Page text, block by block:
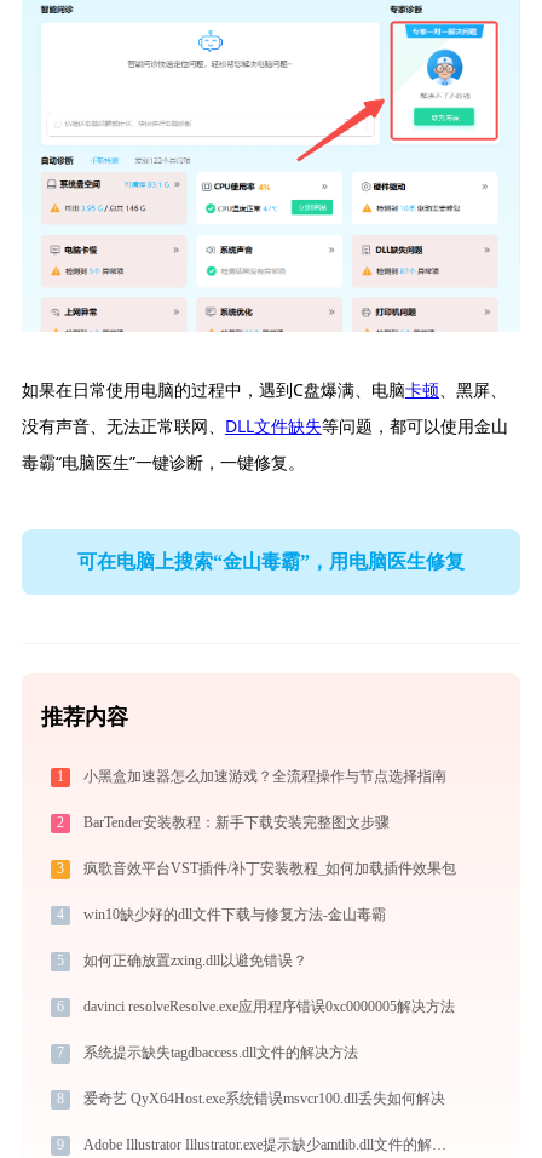
如果在日常使用电脑的过程中，遇到C盘爆满、电脑卡顿、黑屏、
没有声音、无法正常联网、 DLL文件缺失等问题，都可以使用金山
毒霸“电脑医生”一键诊断，一键修复。
可在电脑上搜索“金山毒霸”，用电脑医生修复
推荐内容
1 小黑盒加速器怎么加速游戏？全流程操作与节点选择指南
2 BarTender安装教程：新手下载安装完整图文步骤
3 疯歌音效平台VST插件/补丁安装教程_如何加载插件效果包
4 win10缺少好的dll文件下载与修复方法-金山毒霸
5 如何正确放置zxing.dll以避免错误？
6 davinci resolveResolve.exe应用程序错误0xc0000005解决方法
7 系统提示缺失tagdbaccess.dll文件的解决方法
8 爱奇艺 QyX64Host.exe系统错误msvcr100.dll丢失如何解决
9 Adobe Illustrator Illustrator.exe提示缺少amtlib.dll文件的解决办法